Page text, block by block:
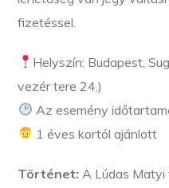
fizetéssel.
Helyszín: Budapest,
vezér tere 24.)
Az esemény
1 éves kortól ajánlott
Történet: A Lúdas